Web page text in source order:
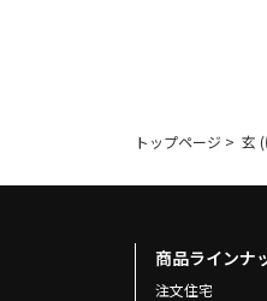
トップページ > 玄
商品ラインナ
注文住宅